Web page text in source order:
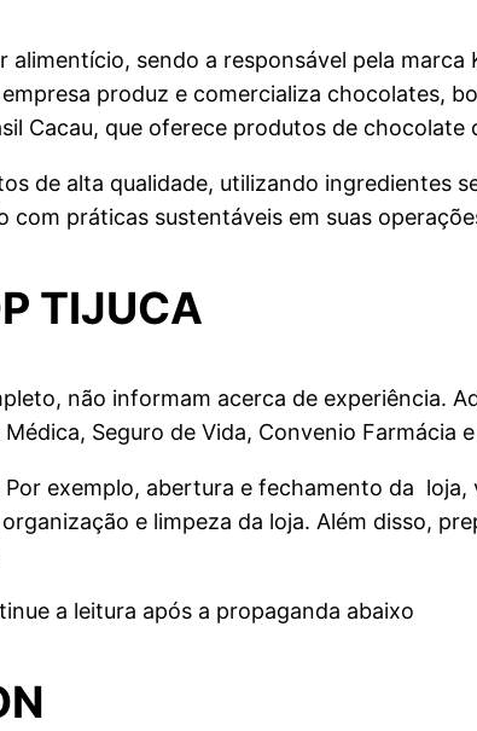
sendo a responsável pela
produz e comercializa chocolates,
Cacau, que oferece produtos de chocolate
de alta qualidade, utilizando ingredientes
práticas sustentáveis em suas
TIJUCA
não informam acerca de experiência.
Seguro de Vida, Convenio Farmácia
exemplo, abertura e fechamento da
e limpeza da loja. Além disso,
a leitura após a propaganda abaixo